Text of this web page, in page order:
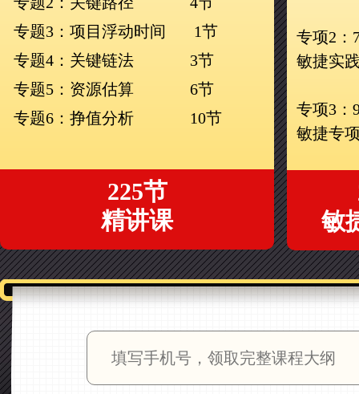
专题3：项目浮动时间 1节
专题4：关键链法 3节
专题5：资源估算 6节
专题6：挣值分析 10节
225节
精讲课
专项2：
敏捷实
专项3：
敏捷专
敏